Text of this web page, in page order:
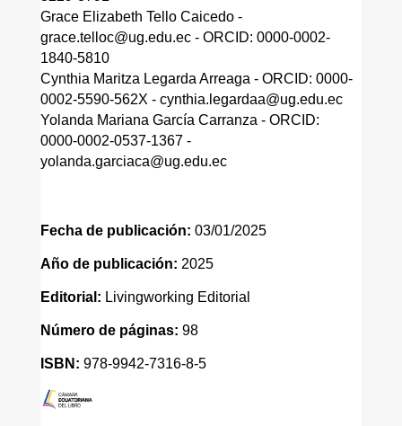
Grace Elizabeth Tello Caicedo -
grace.telloc@ug.edu.ec - ORCID: 0000-0002-
1840-5810
Cynthia Maritza Legarda Arreaga - ORCID: 0000-
0002-5590-562X - cynthia.legardaa@ug.edu.ec
Yolanda Mariana García Carranza - ORCID:
0000-0002-0537-1367 -
yolanda.garciaca@ug.edu.ec
Fecha de publicación: 03/01/2025
Año de publicación: 2025
Editorial: Livingworking Editorial
Número de páginas: 98
ISBN: 978-9942-7316-8-5